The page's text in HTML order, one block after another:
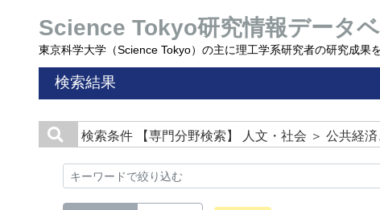
Science Tokyo研究情報データ
東京科学大学（Science Tokyo）の主に理工学系研究者の研究成果
検索結果
検索条件 【専門分野検索】 人文・社会 ＞ 公共経